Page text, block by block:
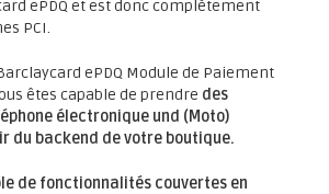
ePDQ et est donc complètement
PCI.
ePDQ Module de Paiement
êtes capable de prendre des
électronique und (Moto)
du backend de votre boutique.
de fonctionnalités couvertes en